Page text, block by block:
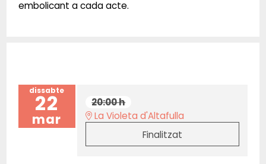
embolicant a cada acte.
dissabte
22
mar
20:00 h
La Violeta d'Altafulla
Finalitzat